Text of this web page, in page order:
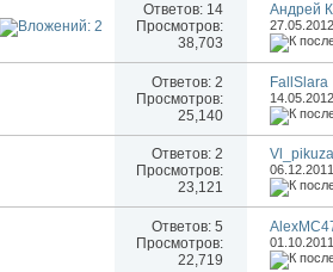
Ответов: 14
Просмотров:
38,703
Андрей
Ответов:2
Просмотров:
25,140
FallSlara
14.05.2012,
Ответов:2
Просмотров:
23,121
Vl_pikuza
Ответов:5
Просмотров:
22,719
01.10.2011,